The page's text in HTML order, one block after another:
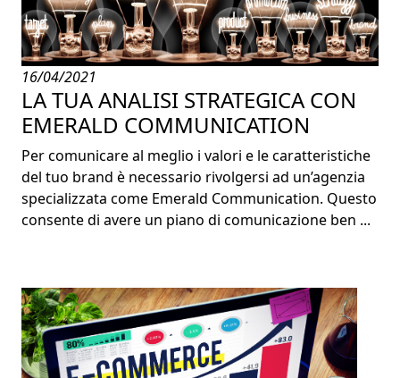
16/04/2021
LA TUA ANALISI STRATEGICA CON
EMERALD COMMUNICATION
Per comunicare al meglio i valori e le caratteristiche
del tuo brand è necessario rivolgersi ad un’agenzia
specializzata come Emerald Communication. Questo
consente di avere un piano di comunicazione ben ...